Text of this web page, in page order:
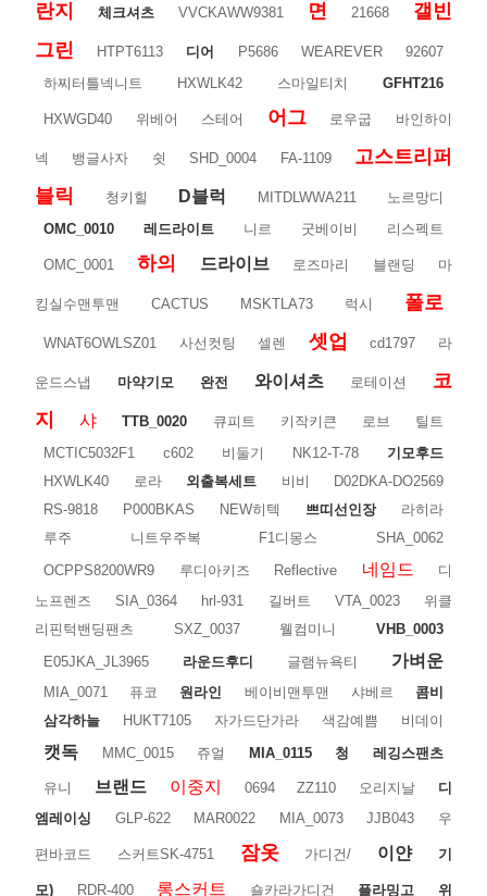
란지
체크셔츠 VVCKAWW9381 면 21668
갤빈
그린
HTPT6113 디어 P5686 WEAREVER
92607
하찌터틀넥니트
HXWLK42 스마일티치 GFHT216
HXWGD40 위베어 스테어 어그 로우굽 바인하이
넥 뱅글사자 쉿 SHD_0004 FA-1109
고스트리퍼
블릭
청키힐 D블럭 MITDLWWA211
노르망디
OMC_0010
레드라이트 니르 굿베이비 리스펙트
OMC_0001 하의 드라이브 로즈마리 블랜딩 마
킹실수맨투맨 CACTUS MSKTLA73 럭시 폴로
WNAT6OWLSZ01 사선컷팅 셀렌 셋업 cd1797 라
운드스냅 마약기모 완전 와이셔츠 로테이션
코
지
샤 TTB_0020 큐피트 키작키큰 로브
틸트
MCTIC5032F1
c602 비둘기 NK12-T-78
기모후드
HXWLK40
로라 외출복세트 비비
D02DKA-DO2569
RS-9818
P000BKAS NEW히텍 쁘띠선인장
라히라
루주
니트우주복 F1디몽스
SHA_0062
OCPPS8200WR9
루디아키즈 Reflective 네임드
디
노프렌즈
SIA_0364 hrl-931 길버트 VTA_0023
위클
리핀턱밴딩팬츠
SXZ_0037 웰컴미니
VHB_0003
E05JKA_JL3965
라운드후디 글램뉴욕티 가벼운
MIA_0071 퓨코 원라인 베이비맨투맨 샤베르
콤비
삼각하늘
HUKT7105 자가드단가라 색감예쁨 비데이
캣독 MMC_0015 쥬얼 MIA_0115 청 레깅스팬츠
유니 브랜드 이중지 0694 ZZ110 오리지날
디
엠레이싱
GLP-622 MAR0022 MIA_0073 JJB043 우
편바코드 스커트SK-4751 잠옷 가디건/ 이얀 기
모) RDR-400 롱스커트 숄카라가디건 플라밍고 위